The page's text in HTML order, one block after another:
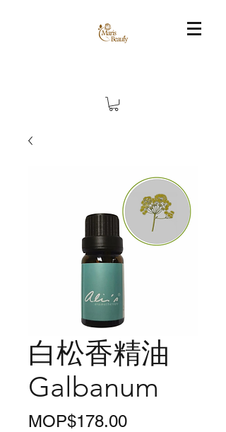
白松香精油
Galbanum
MOP$178.00價